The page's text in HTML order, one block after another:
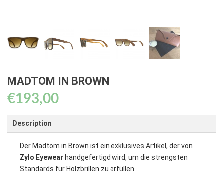
MADTOM IN BROWN
€193,00
Description
Der Madtom in Brown ist ein exklusives Artikel, der von
Zylo Eyewear handgefertigd wird, um die strengsten
Standards für Holzbrillen zu erfüllen.